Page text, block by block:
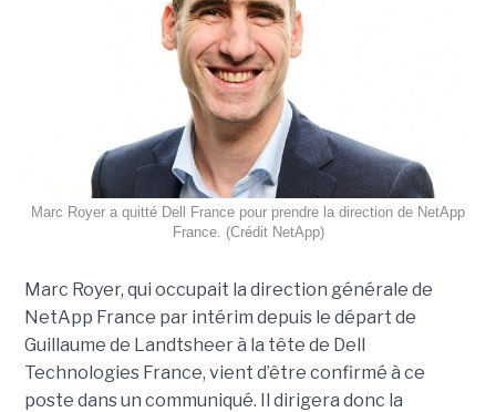
Marc Royer a quitté Dell France pour prendre la direction de NetApp
France. (Crédit NetApp)
Marc Royer, qui occupait la direction générale de
NetApp France par intérim depuis le départ de
Guillaume de Landtsheer à la tête de Dell
Technologies France, vient d’être confirmé à ce
poste dans un communiqué. Il dirigera donc la